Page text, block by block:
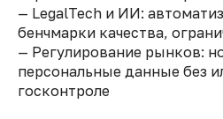
— LegalTech и ИИ:
бенчмарки качества,
— Регулирование рынков:
персональные данные без
госконтроле